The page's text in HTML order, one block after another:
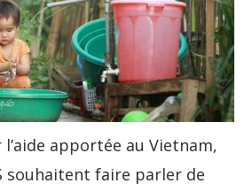
apportée au Vietnam,
souhaitent faire parler de